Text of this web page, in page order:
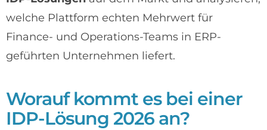
welche Plattform echten Mehrwert für
Finance- und Operations-Teams in ERP-
geführten Unternehmen liefert.
Worauf kommt es bei einer
IDP-Lösung 2026 an?